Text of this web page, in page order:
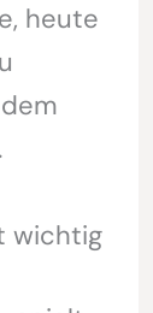
heute
wichtig